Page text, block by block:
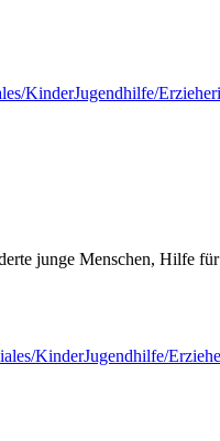
KinderJugendhilfe/
junge Menschen, Hilfe
KinderJugendhilfe/